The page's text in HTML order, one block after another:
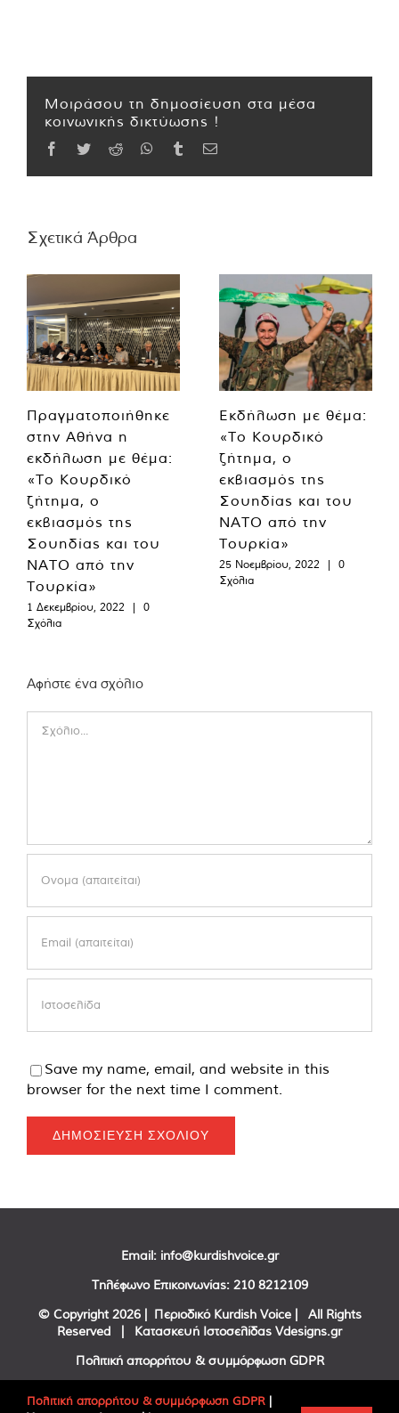
Μοιράσου τη δημοσίευση στα μέσα
κοινωνικής δικτύωσης !
Facebook
TwitterReddit WhatsApp
TumblrEmail
Σχετικά Άρθρα
Πραγματοποιήθηκε
στην Αθήνα η
εκδήλωση με θέμα:
«Το Κουρδικό
ζήτημα, ο
εκβιασμός της
Σουηδίας και του
ΝΑΤΟ από την
Τουρκία»
1 Δεκεμβρίου, 2022 |
0
Σχόλια
Εκδήλωση με θέμα:
«Το Κουρδικό
ζήτημα, ο
εκβιασμός της
Σουηδίας και του
ΝΑΤΟ από την
Τουρκία»
25 Νοεμβρίου, 2022 |
0
Σχόλια
Αφήστε ένα σχόλιο
Save my name, email, and website in this
browser for the next time I comment.
Email: info@kurdishvoice.gr
Τηλέφωνο Επικοινωνίας: 210 8212109
© Copyright 2026 | Περιοδικό Kurdish Voice | All Rights
Reserved | Κατασκευή Ιστοσελίδας Vdesigns.gr
Πολιτική απορρήτου & συμμόρφωση GDPR
Πολιτική απορρήτου & συμμόρφωση GDPR |